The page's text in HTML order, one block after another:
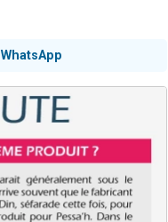
WhatsApp